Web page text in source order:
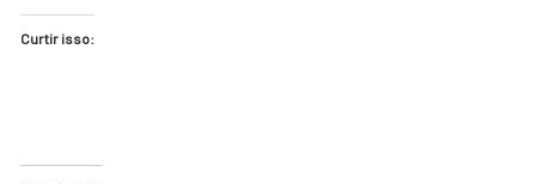
Curtir isso: